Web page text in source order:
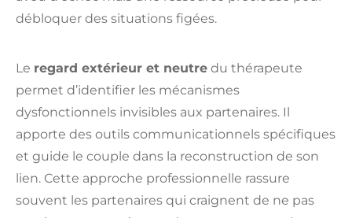
débloquer des situations figées.
Le regard extérieur et neutre du thérapeute
permet d’identifier les mécanismes
dysfonctionnels invisibles aux partenaires. Il
apporte des outils communicationnels spécifiques
et guide le couple dans la reconstruction de son
lien. Cette approche professionnelle rassure
souvent les partenaires qui craignent de ne pas